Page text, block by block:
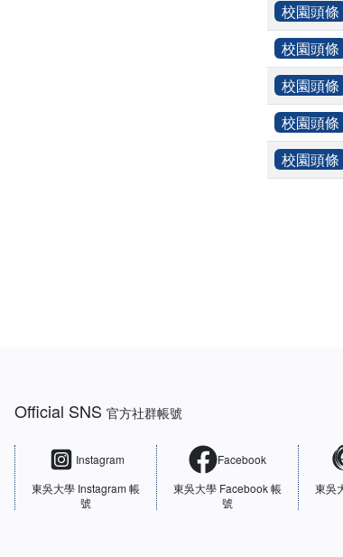
校園頭條
校園頭條
校園頭條
校園頭條
校園頭條
Official SNS 官方社群帳號
Instagram
東吳大學 Instagram 帳
號
Facebook
東吳大學 Facebook 帳
號
東吳